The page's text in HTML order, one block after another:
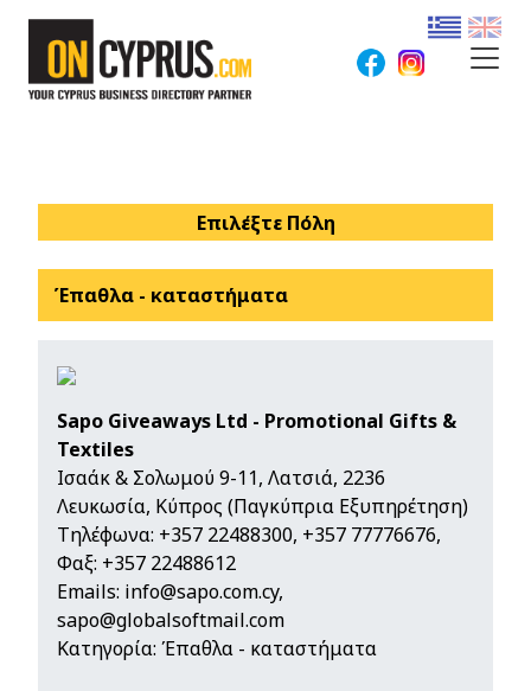
Επιλέξτε Πόλη
Έπαθλα - καταστήματα
Sapo Giveaways Ltd - Promotional Gifts &
Textiles
Ισαάκ & Σολωμού 9-11, Λατσιά, 2236
Λευκωσία, Κύπρος (Παγκύπρια Εξυπηρέτηση)
Τηλέφωνα: +357 22488300, +357 77776676,
Φαξ: +357 22488612
Emails: info@sapo.com.cy,
sapo@globalsoftmail.com
Κατηγορία: Έπαθλα - καταστήματα